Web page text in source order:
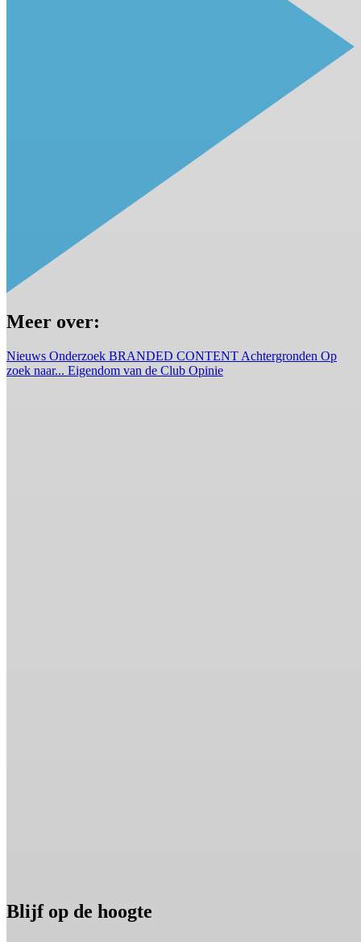
Meer over:
Nieuws Onderzoek BRANDED CONTENT Achtergronden Op
zoek naar... Eigendom van de Club Opinie
Blijf op de hoogte